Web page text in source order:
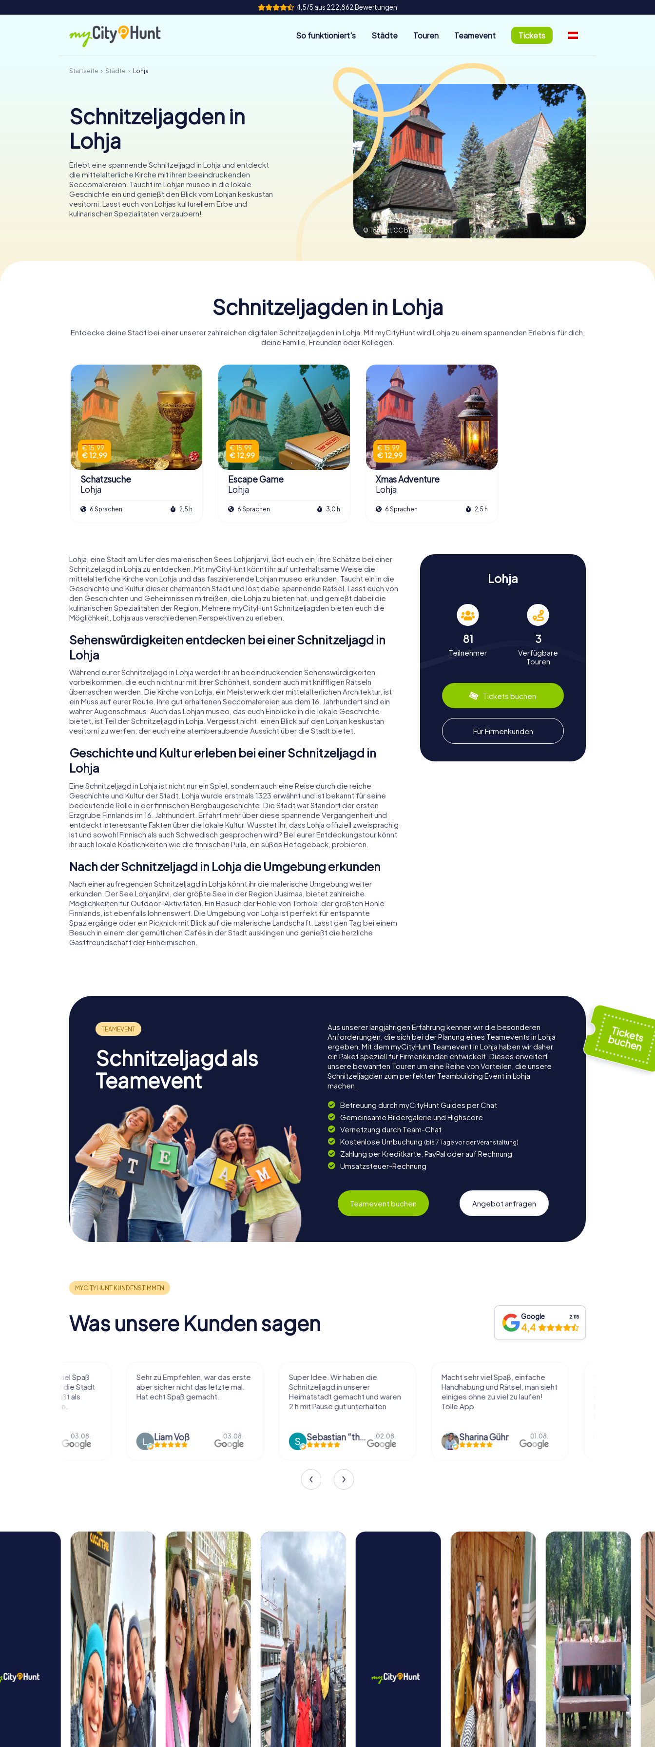
4,5/5 aus 222.862 Bewertungen
So funktioniert's Städte Touren Teamevent Tickets
Startseite Städte Lohja
Schnitzeljagden in
Lohja
Erlebt eine spannende Schnitzeljagd in Lohja und entdeckt
die mittelalterliche Kirche mit ihren beeindruckenden
Seccomalereien. Taucht im Lohjan museo in die lokale
Geschichte ein und genießt den Blick vom Lohjan keskustan
vesitorni. Lasst euch von Lohjas kulturellem Erbe und
kulinarischen Spezialitäten verzaubern!
© Tomisti, CC BY-SA 4.0
Schnitzeljagden in Lohja
Entdecke deine Stadt bei einer unserer zahlreichen digitalen Schnitzeljagden in Lohja. Mit myCityHunt wird Lohja zu einem spannenden Erlebnis für dich,
deine Familie, Freunden oder Kollegen.
€ 15,99
€ 12,99
Schatzsuche
Lohja
6 Sprachen 2,5 h
€ 15,99
€ 12,99
Escape Game
Lohja
6 Sprachen 3,0 h
€ 15,99
€ 12,99
Xmas Adventure
Lohja
6 Sprachen 2,5 h
Lohja, eine Stadt am Ufer des malerischen Sees Lohjanjärvi, lädt euch ein, ihre Schätze bei einer
Schnitzeljagd in Lohja zu entdecken. Mit myCityHunt könnt ihr auf unterhaltsame Weise die
mittelalterliche Kirche von Lohja und das faszinierende Lohjan museo erkunden. Taucht ein in die
Geschichte und Kultur dieser charmanten Stadt und löst dabei spannende Rätsel. Lasst euch von
den Geschichten und Geheimnissen mitreißen, die Lohja zu bieten hat, und genießt dabei die
kulinarischen Spezialitäten der Region. Mehrere myCityHunt Schnitzeljagden bieten euch die
Möglichkeit, Lohja aus verschiedenen Perspektiven zu erleben.
Sehenswürdigkeiten entdecken bei einer Schnitzeljagd in
Lohja
Während eurer Schnitzeljagd in Lohja werdet ihr an beeindruckenden Sehenswürdigkeiten
vorbeikommen, die euch nicht nur mit ihrer Schönheit, sondern auch mit kniffligen Rätseln
überraschen werden. Die Kirche von Lohja, ein Meisterwerk der mittelalterlichen Architektur, ist
ein Muss auf eurer Route. Ihre gut erhaltenen Seccomalereien aus dem 16. Jahrhundert sind ein
wahrer Augenschmaus. Auch das Lohjan museo, das euch Einblicke in die lokale Geschichte
bietet, ist Teil der Schnitzeljagd in Lohja. Vergesst nicht, einen Blick auf den Lohjan keskustan
vesitorni zu werfen, der euch eine atemberaubende Aussicht über die Stadt bietet.
Geschichte und Kultur erleben bei einer Schnitzeljagd in
Lohja
Eine Schnitzeljagd in Lohja ist nicht nur ein Spiel, sondern auch eine Reise durch die reiche
Geschichte und Kultur der Stadt. Lohja wurde erstmals 1323 erwähnt und ist bekannt für seine
bedeutende Rolle in der finnischen Bergbaugeschichte. Die Stadt war Standort der ersten
Erzgrube Finnlands im 16. Jahrhundert. Erfahrt mehr über diese spannende Vergangenheit und
entdeckt interessante Fakten über die lokale Kultur. Wusstet ihr, dass Lohja offiziell zweisprachig
ist und sowohl Finnisch als auch Schwedisch gesprochen wird? Bei eurer Entdeckungstour könnt
ihr auch lokale Köstlichkeiten wie die finnischen Pulla, ein süßes Hefegebäck, probieren.
Nach der Schnitzeljagd in Lohja die Umgebung erkunden
Nach einer aufregenden Schnitzeljagd in Lohja könnt ihr die malerische Umgebung weiter
erkunden. Der See Lohjanjärvi, der größte See in der Region Uusimaa, bietet zahlreiche
Möglichkeiten für Outdoor-Aktivitäten. Ein Besuch der Höhle von Torhola, der größten Höhle
Finnlands, ist ebenfalls lohnenswert. Die Umgebung von Lohja ist perfekt für entspannte
Spaziergänge oder ein Picknick mit Blick auf die malerische Landschaft. Lasst den Tag bei einem
Besuch in einem der gemütlichen Cafés in der Stadt ausklingen und genießt die herzliche
Gastfreundschaft der Einheimischen.
Lohja
81
Teilnehmer
3
Verfügbare
Touren
Tickets buchen
Für Firmenkunden
Schnitzeljagd als
Teamevent
Aus unserer langjährigen Erfahrung kennen wir die besonderen
Anforderungen, die sich bei der Planung eines Teamevents in Lohja
ergeben. Mit dem myCityHunt Teamevent in Lohja haben wir daher
ein Paket speziell für Firmenkunden entwickelt. Dieses erweitert
unsere bewährten Touren um eine Reihe von Vorteilen, die unsere
Schnitzeljagden zum perfekten Teambuilding Event in Lohja
machen.
Betreuung durch myCityHunt Guides per Chat
Gemeinsame Bildergalerie und Highscore
Vernetzung durch Team-Chat
Kostenlose Umbuchung (bis 7 Tage vor der Veranstaltung)
Zahlung per Kreditkarte, PayPal oder auf Rechnung
Umsatzsteuer-Rechnung
Teamevent buchen Angebot anfragen
Was unsere Kunden sagen Google 2.118
4,4
Sehr zu Empfehlen, war das erste
aber sicher nicht das letzte mal.
Hat echt Spaß gemacht.
03.08.
Super Idee. Wir haben die
Schnitzeljagd in unserer
Heimatstadt gemacht und waren
2 h mit Pause gut unterhalten
Sebastian “the sleeping Boxer Dog” Röhner 02.08.
Macht sehr viel Spaß, einfache
Handhabung und Rätsel, man sieht
einiges ohne zu viel zu laufen!
Tolle App
Sharina Gühr 01.08.
Sehr schöne Idee die Stadt auf
diese Art kennenzulernen. Alles
nach eigenem Tempo und